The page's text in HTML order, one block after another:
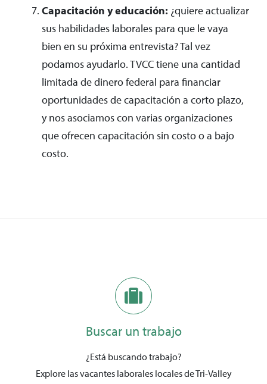
Capacitación y educación: ¿quiere actualizar
sus habilidades laborales para que le vaya
bien en su próxima entrevista? Tal vez
podamos ayudarlo. TVCC tiene una cantidad
limitada de dinero federal para financiar
oportunidades de capacitación a corto plazo,
y nos asociamos con varias organizaciones
que ofrecen capacitación sin costo o a bajo
costo.
Buscar un trabajo
¿Está buscando trabajo?
Explore las vacantes laborales locales de Tri-Valley